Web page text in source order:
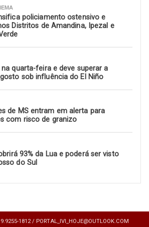
policiamento ostensivo e
Distritos de Amandina, Ipezal e
quarta-feira e deve superar a
sob influência do El Niño
de MS entram em alerta para
com risco de granizo
93% da Lua e poderá ser visto
do Sul
1812 / PORTAL_IVI_HOJE@OUTLOOK.COM